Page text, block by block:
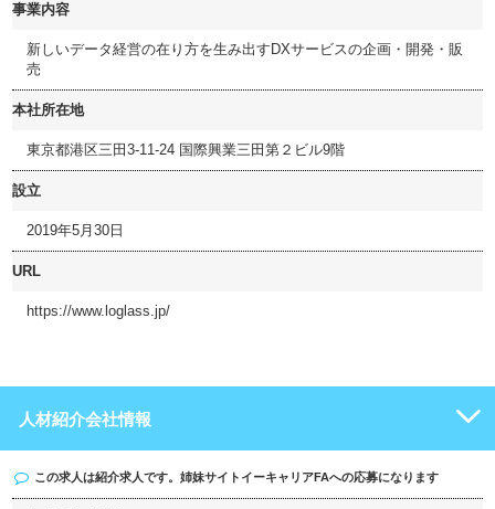
事業内容
新しいデータ経営の在り方を生み出すDXサービスの企画・開発・販
売
本社所在地
東京都港区三田3-11-24 国際興業三田第２ビル9階
設立
2019年5月30日
URL
https://www.loglass.jp/
人材紹介会社情報
この求人は紹介求人です。姉妹サイト イーキャリアFAへの応募になります